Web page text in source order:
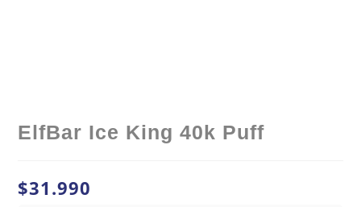
ElfBar Ice King 40k Puff
$31.990